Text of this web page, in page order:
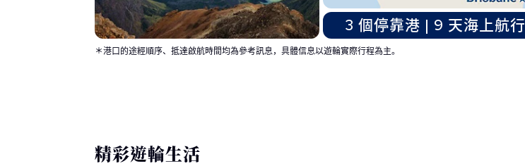
3 個停靠港 | 9 天海上航行
＊港口的途經順序、抵達啟航時間均為參考訊息，具體信息以遊輪實際行程為主。
精彩遊輪生活